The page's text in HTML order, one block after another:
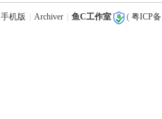
手机版 Archiver 鱼C工作室 ( 粤ICP备